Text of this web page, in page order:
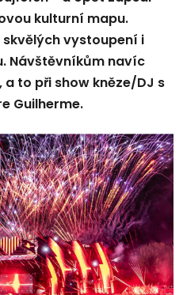
kulturní mapu.
vystoupení i
Návštěvníkům navíc
a to při show kněze/DJ s
Guilherme.